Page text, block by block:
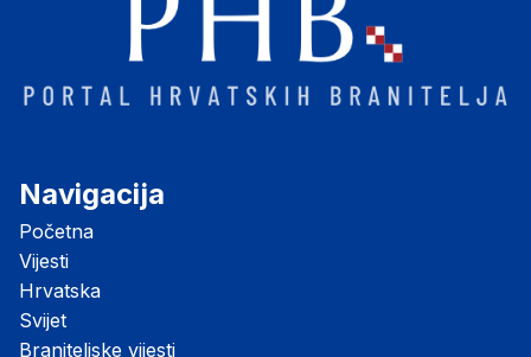
Navigacija
Početna
Vijesti
Hrvatska
Svijet
Braniteljske vijesti